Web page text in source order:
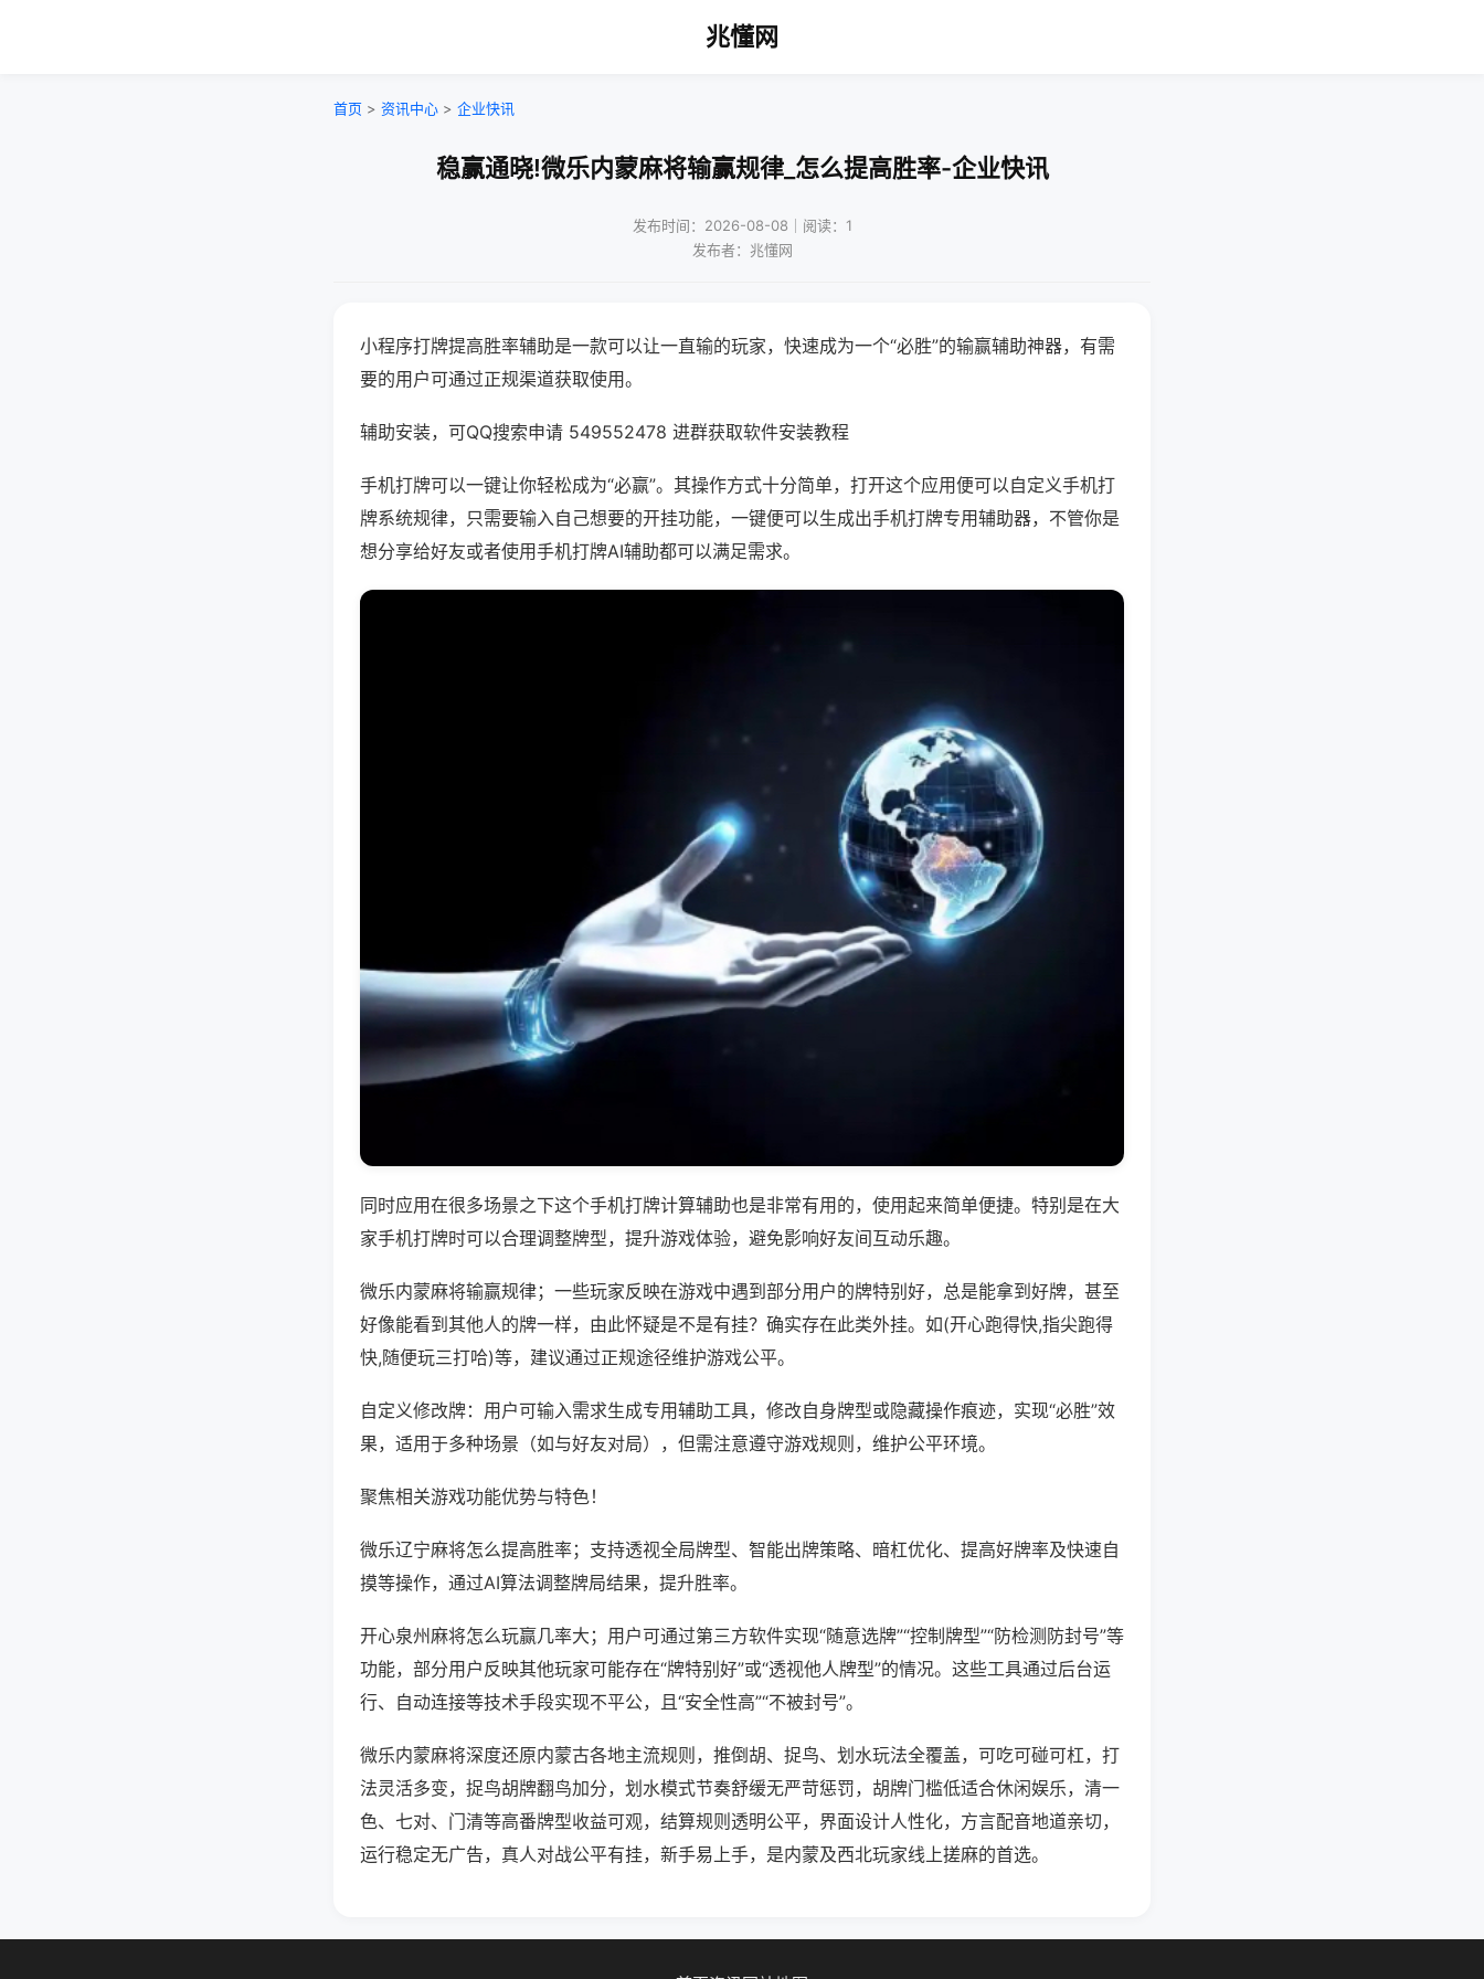
兆懂网
首页 > 资讯中心 > 企业快讯
稳赢通晓!微乐内蒙麻将输赢规律_怎么提高胜率-企业快讯
发布时间：2026-08-08｜阅读：1
发布者：兆懂网
小程序打牌提高胜率辅助是一款可以让一直输的玩家，快速成为一个“必胜”的输赢辅助神器，有需
要的用户可通过正规渠道获取使用。
辅助安装，可QQ搜索申请 549552478 进群获取软件安装教程
手机打牌可以一键让你轻松成为“必赢”。其操作方式十分简单，打开这个应用便可以自定义手机打
牌系统规律，只需要输入自己想要的开挂功能，一键便可以生成出手机打牌专用辅助器，不管你是
想分享给好友或者使用手机打牌AI辅助都可以满足需求。
同时应用在很多场景之下这个手机打牌计算辅助也是非常有用的，使用起来简单便捷。特别是在大
家手机打牌时可以合理调整牌型，提升游戏体验，避免影响好友间互动乐趣。
微乐内蒙麻将输赢规律；一些玩家反映在游戏中遇到部分用户的牌特别好，总是能拿到好牌，甚至
好像能看到其他人的牌一样，由此怀疑是不是有挂？确实存在此类外挂。如(开心跑得快,指尖跑得
快,随便玩三打哈)等，建议通过正规途径维护游戏公平。
自定义修改牌：用户可输入需求生成专用辅助工具，修改自身牌型或隐藏操作痕迹，实现“必胜”效
果，适用于多种场景（如与好友对局），但需注意遵守游戏规则，维护公平环境。
聚焦相关游戏功能优势与特色！
微乐辽宁麻将怎么提高胜率；支持透视全局牌型、智能出牌策略、暗杠优化、提高好牌率及快速自
摸等操作，通过AI算法调整牌局结果，提升胜率。
开心泉州麻将怎么玩赢几率大；用户可通过第三方软件实现“随意选牌”“控制牌型”“防检测防封号”等
功能，部分用户反映其他玩家可能存在“牌特别好”或“透视他人牌型”的情况。这些工具通过后台运
行、自动连接等技术手段实现不平公，且“安全性高”“不被封号”。
微乐内蒙麻将深度还原内蒙古各地主流规则，推倒胡、捉鸟、划水玩法全覆盖，可吃可碰可杠，打
法灵活多变，捉鸟胡牌翻鸟加分，划水模式节奏舒缓无严苛惩罚，胡牌门槛低适合休闲娱乐，清一
色、七对、门清等高番牌型收益可观，结算规则透明公平，界面设计人性化，方言配音地道亲切，
运行稳定无广告，真人对战公平有挂，新手易上手，是内蒙及西北玩家线上搓麻的首选。